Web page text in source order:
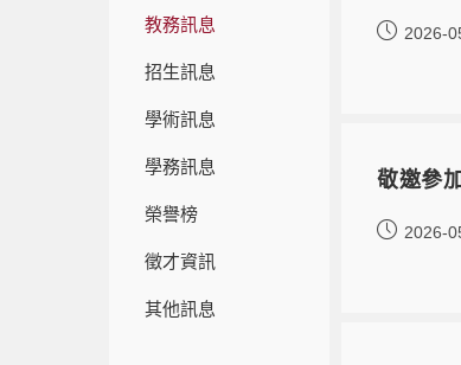
教務訊息
招生訊息
學術訊息
學務訊息
榮譽榜
徵才資訊
其他訊息
2026-
敬邀參
2026-